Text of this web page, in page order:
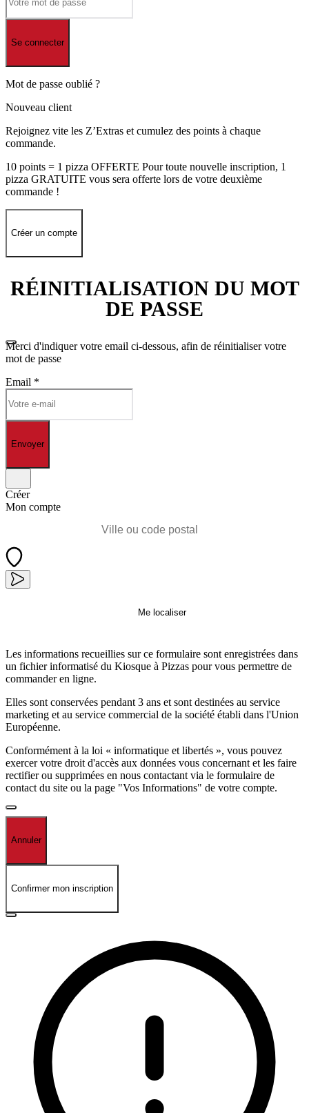
Se connecter
Mot de passe oublié ?
Nouveau client
Rejoignez vite les Z’Extras et cumulez des points à chaque
commande.
10 points = 1 pizza OFFERTE Pour toute nouvelle inscription, 1
pizza GRATUITE vous sera offerte lors de votre deuxième
commande !
Créer un compte
RÉINITIALISATION DU MOT
DE PASSE
Merci d'indiquer votre email ci-dessous, afin de réinitialiser votre
mot de passe
Email *
Envoyer
Créer
Mon compte
Me localiser
Les informations recueillies sur ce formulaire sont enregistrées dans
un fichier informatisé du Kiosque à Pizzas pour vous permettre de
commander en ligne.
Elles sont conservées pendant 3 ans et sont destinées au service
marketing et au service commercial de la société établi dans l'Union
Européenne.
Conformément à la loi « informatique et libertés », vous pouvez
exercer votre droit d'accès aux données vous concernant et les faire
rectifier ou supprimées en nous contactant via le formulaire de
contact du site ou la page "Vos Informations" de votre compte.
Annuler
Confirmer mon inscription